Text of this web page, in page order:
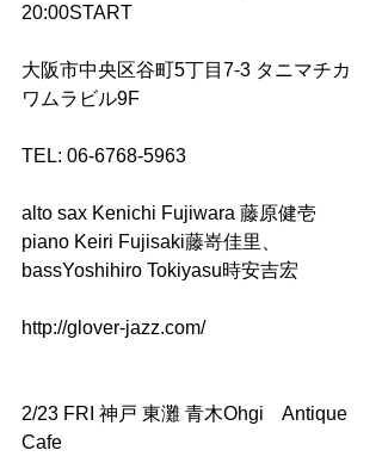
20:00START
大阪市中央区谷町5丁目7-3 タニマチカ
ワムラビル9F
TEL: 06-6768-5963
alto sax Kenichi Fujiwara 藤原健壱
piano Keiri Fujisaki藤嵜佳里、
bassYoshihiro Tokiyasu時安吉宏
http://glover-jazz.com/
2/23 FRI 神戸 東灘 青木Ohgi　Antique
Cafe